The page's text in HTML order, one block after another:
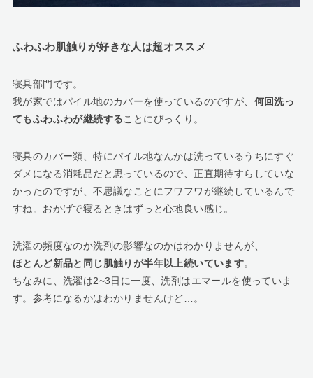
ふわふわ肌触りが好きな人は超オススメ
寝具部門です。
我が家ではパイル地のカバーを使っているのですが、 何回洗っ
てもふわふわが継続することにびっくり。
寝具のカバー類、特にパイル地なんかは洗っているうちにすぐ
ダメになる消耗品だと思っているので、正直期待すらしていな
かったのですが、不思議なことにフワフワが継続しているんで
すね。おかげで寝るときはずっと心地良い感じ。
洗濯の頻度なのか洗剤の影響なのかはわかりませんが、
ほとんど新品と同じ肌触りが半年以上続いています。
ちなみに、洗濯は2~3日に一度、洗剤はエマールを使っていま
す。参考になるかはわかりませんけど…。